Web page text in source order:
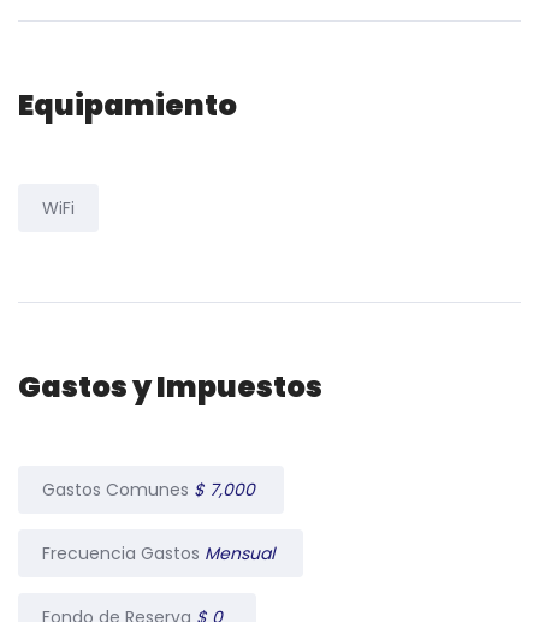
Equipamiento
WiFi
Gastos y Impuestos
Gastos Comunes $ 7,000
Frecuencia Gastos Mensual
Fondo de Reserva $ 0